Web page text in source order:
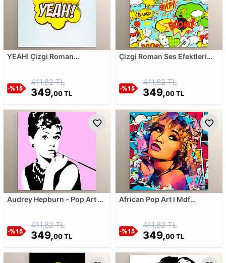
YEAH! Çizgi Roman
411,82 TL
349,00 TL
Çizgi Roman Ses Efektleri
411,82 TL
349,00 TL
Audrey Hepburn - Pop Art V
411,82 TL
349,00 TL
African Pop Art I Mdf
411,82 TL
349,00 TL